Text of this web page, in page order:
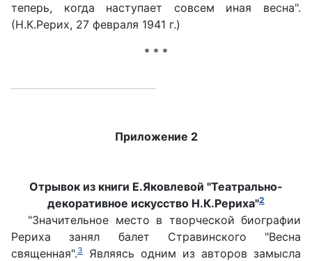
теперь, когда наступает совсем иная весна".
(Н.К.Рерих, 27 февраля 1941 г.)
* * *
Приложение 2
Отрывок из книги Е.Яковлевой "Театрально-
декоративное искусство Н.К.Рериха"2
"Значительное место в творческой биографии
Рериха занял балет Стравинского "Весна
священная".3
Являясь одним из авторов замысла